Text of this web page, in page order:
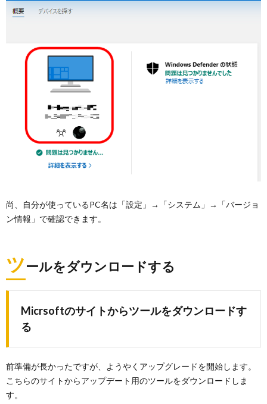
尚、自分が使っているPC名は「設定」→「システム」→「バージョ
ン情報」で確認できます。
ツールをダウンロードする
Micrsoftのサイトからツールをダウンロードす
る
前準備が長かったですが、ようやくアップグレードを開始します。
こちらのサイトからアップデート用のツールをダウンロードしま
す。